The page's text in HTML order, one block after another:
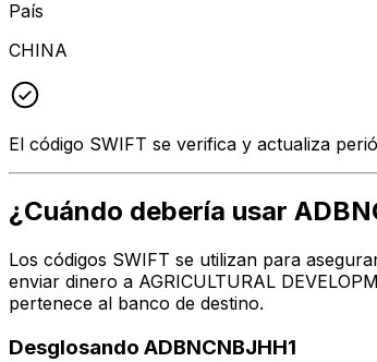
País
CHINA
El código SWIFT se verifica y actualiza
¿Cuándo debería usar
Los códigos SWIFT se utilizan para
enviar dinero a AGRICULTURAL
pertenece al banco de destino.
Desglosando ADBNCNBJHH1